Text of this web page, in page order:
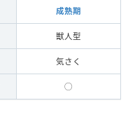
成熟期
獣人型
気さく
◯